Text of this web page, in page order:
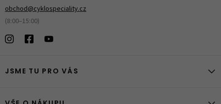
obchod@cyklospeciality.cz
(8:00–15:00)
JSME TU PRO VÁS